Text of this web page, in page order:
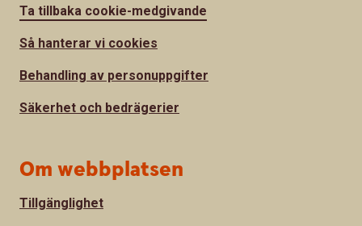
Ta tillbaka cookie-medgivande
Så hanterar vi cookies
Behandling av personuppgifter
Säkerhet och bedrägerier
Om webbplatsen
Tillgänglighet